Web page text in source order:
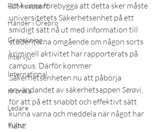
FUM-rapport
Händer i Örebro
Granskning
Intervju
International
Krönika
Ledare
Kultur
att kunna förebygga att detta sker måste
universitetets Säkerhetsenhet på ett
smidigt sätt nå ut med information till
studenterna omgående om någon sorts
kriminell aktivitet har rapporterats på
campus. Därför kommer
Säkerhetsenheten nu att påbörja
användandet av säkerhetsappen Seravi,
för att på ett snabbt och effektivt sätt
kunna varna och meddela när något har
hänt.